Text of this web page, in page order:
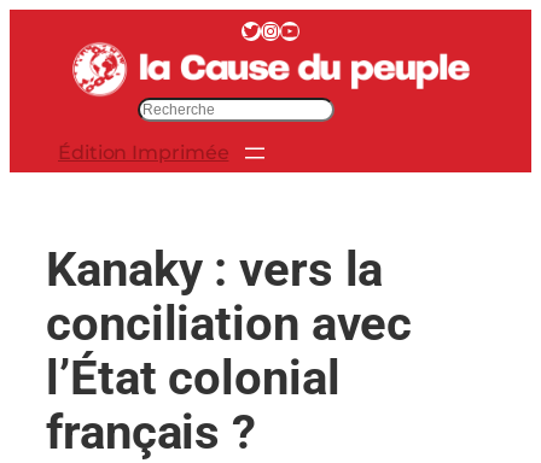
contenu
Twitter InstagramYouTube
e
Édition Imprimée
Kanaky : vers la
conciliation avec
l’État colonial
français ?